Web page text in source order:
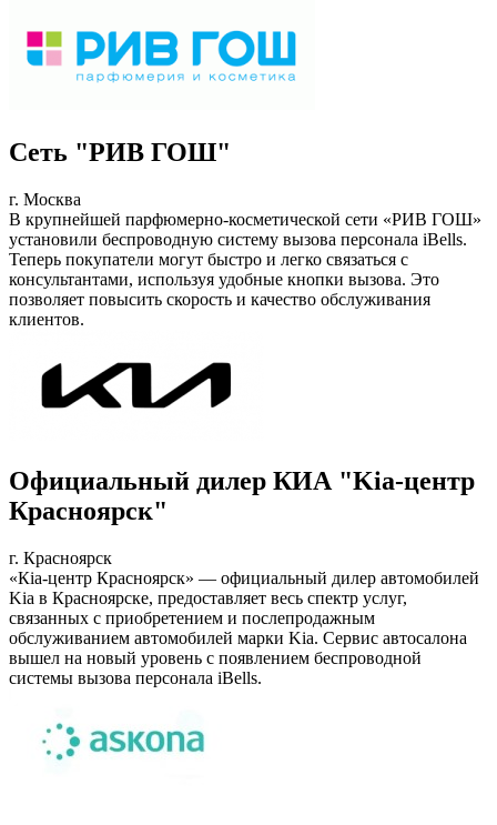
Сеть "РИВ ГОШ"
г. Москва
В крупнейшей парфюмерно-косметической сети «РИВ ГОШ»
установили беспроводную систему вызова персонала iBells.
Теперь покупатели могут быстро и легко связаться с
консультантами, используя удобные кнопки вызова. Это
позволяет повысить скорость и качество обслуживания
клиентов.
Официальный дилер КИА "Kia-центр
Красноярск"
г. Красноярск
«Кia-центр Красноярск» — официальный дилер автомобилей
Kia в Красноярске, предоставляет весь спектр услуг,
связанных с приобретением и послепродажным
обслуживанием автомобилей марки Kia. Сервис автосалона
вышел на новый уровень с появлением беспроводной
системы вызова персонала iBells.